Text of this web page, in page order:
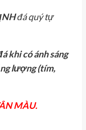
đá quý tự
khi có ánh sáng
lượng (tím,
MÀU.